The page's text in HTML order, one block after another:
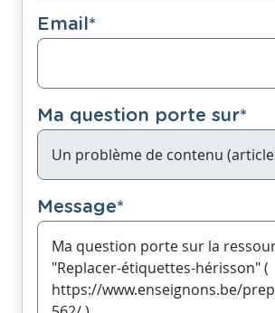
Email*
Ma question porte sur*
Message*